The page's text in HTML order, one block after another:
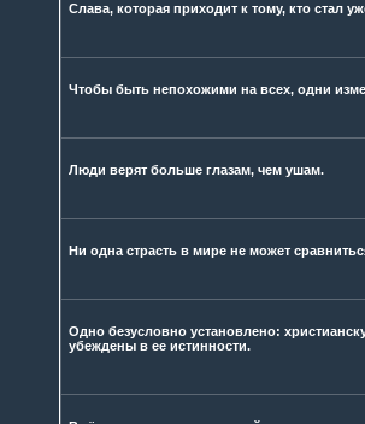
Слава, которая приходит к тому, кто стал
Чтобы быть непохожими на всех, одни
Люди верят больше глазам, чем ушам.
Ни одна страсть в мире не может
Одно безусловно установлено:
убеждены в ее истинности.